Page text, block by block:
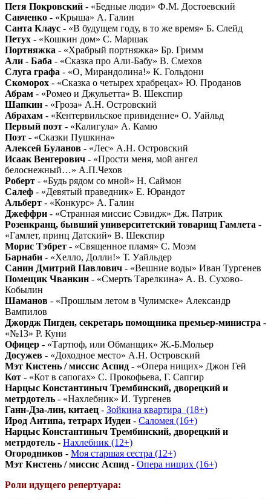
Петя Покровский - «Бедные люди» Ф.М. Достоевский
Савченко - «Крыша» А. Галин
Санта Клаус - «В будущем году, в то же время» Б. Слейд
Петух - «Кошкин дом» С. Маршак
Портняжка - «Храбрый портняжка» Бр. Гримм
Али - Баба - «Сказка про Али-Бабу» В. Смехов
Слуга графа - «О, Мирандолина!» К. Гольдони
Скоморох - «Сказка о четырех храбрецах» Ю. Проданов
Абрам - «Ромео и Джульетта» В. Шекспир
Шапкин - «Гроза» А.Н. Островский
Абрахам - «Кентервильское привидение» О. Уайльд
Первый поэт - «Калигула» А. Камю
Поэт - «Сказки Пушкина»
Алексей Буланов - «Лес» А.Н. Островский
Исаак Венгерович - «Прости меня, мой ангел
белоснежный…» А.П.Чехов
Роберт - «Будь рядом со мной» Н. Саймон
Салеф - «Девятый праведник» Е. Юрандот
Альберт - «Конкурс» А. Галин
Джеффри - «Странная миссис Сэвидж» Дж. Патрик
Розенкранц, бывший университетский товарищ Гамлета -
«Гамлет, принц Датский» В. Шекспир
Морис Тэбрет - «Священное пламя» С. Моэм
Барнаби - «Хелло, Долли!» Т. Уайльдер
Санин Дмитрий Павлович - «Вешние воды» Иван Тургенев
Помещик Чванкин - «Смерть Тарелкина» А. В. Сухово-
Кобылин
Шаманов - «Прошлым летом в Чулимске» Александр
Вампилов
Джордж Пигден, секретарь помощника премьер-министра -
«№13» Р. Куни
Офицер - «Тартюф, или Обманщик» Ж.-Б.Мольер
Досужев - «Доходное место» А.Н. Островский
Мэт Кистень / миссис Аспид - «Опера нищих» Джон Гей
Кот - «Кот в сапогах» С. Прокофьева, Г. Сапгир
Нарцыс Константиныч Трембинский, дворецкий и
метрдотель - «Нахлебник» И. Тургенев
Ганн-Дза-лин, китаец - Зойкина квартира_(18+)
Ирод Антипа, тетрарх Иудеи - Саломея (16+)
Нарцыс Константиныч Трембинский, дворецкий и
метрдотель - Нахлебник (12+)
Огородников - Моя старшая сестра (12+)
Мэт Кистень / миссис Аспид - Опера нищих (16+)
Роли идущего репертуара: